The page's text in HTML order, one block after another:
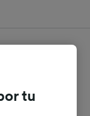
a Ancona,
haz
horarios y
tu